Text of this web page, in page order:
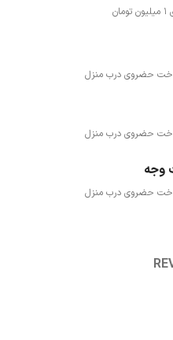
حضروی درب منزل
حضروی درب منزل
حضروی درب منزل